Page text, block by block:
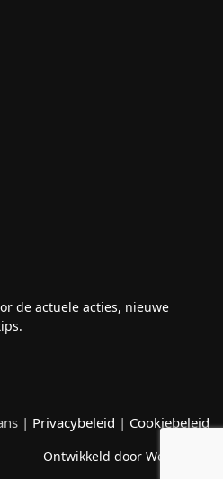
de actuele acties, nieuwe
| Privacybeleid | Cookiebeleid
Ontwikkeld door Webzuiver